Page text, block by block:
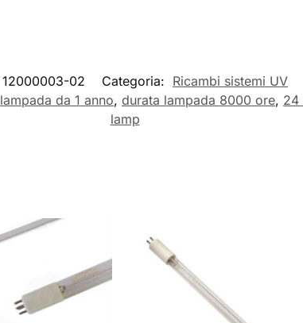
12000003-02 Categoria: Ricambi sistemi UV
lampada da 1 anno, durata lampada 8000 ore, 24
lamp